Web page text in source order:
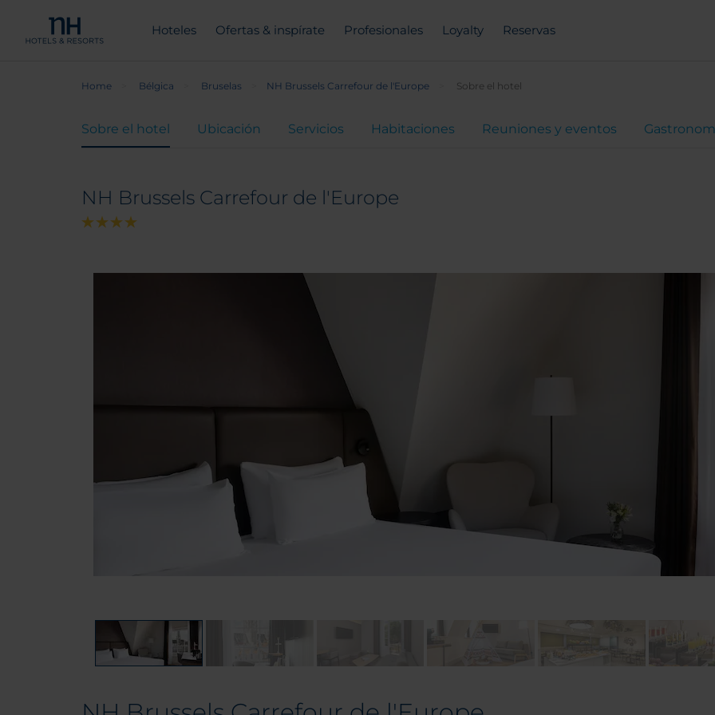
Hoteles Ofertas & inspírate Profesionales Loyalty Reservas
Home Bélgica Bruselas NH Brussels Carrefour de l'Europe Sobre el hotel
Sobre el hotel Ubicación Servicios Habitaciones Reuniones y eventos
NH Brussels Carrefour de l'Europe